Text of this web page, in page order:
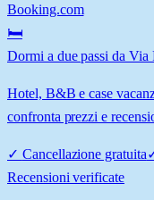
Booking.com
🛏️
Dormi a due passi da Via
Hotel, B&B e case
confronta prezzi e
✓ Cancellazione gratuita
Recensioni verificate